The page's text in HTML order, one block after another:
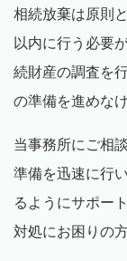
相続放棄は原則
以内に行う必要
続財産の調査を
の準備を進めな
当事務所にご相
準備を迅速に行
るようにサポー
対処にお困りの